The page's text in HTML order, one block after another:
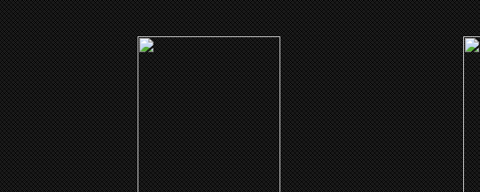
(2014)
Rose et le Soldat
CLICK ME